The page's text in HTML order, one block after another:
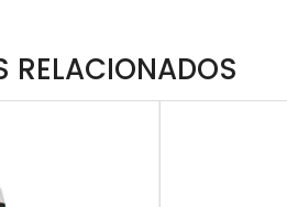
RELACIONADOS